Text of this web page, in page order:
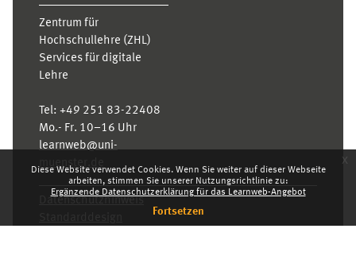
Diese Website verwendet Cookies. Wenn Sie weiter auf dieser Webseite
arbeiten, stimmen Sie unserer Nutzungsrichtlinie zu:
Ergänzende Datenschutzerklärung für das Learnweb-Angebot
Fortsetzen
x
Zentrum für
Hochschullehre (ZHL)
Services für digitale
Lehre
Tel: +49 251 83-22408
Mo.- Fr. 10–16 Uhr
learnweb@uni-
muenster.de